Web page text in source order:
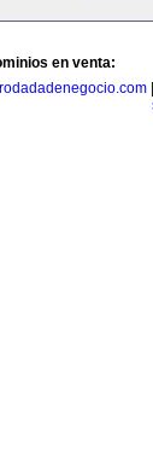
en venta:
rodadadenegocio.com|